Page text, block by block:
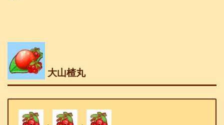
大山楂丸